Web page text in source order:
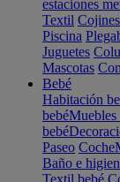
estaciones
Textil
Piscina
Juguetes
Mascotas
Bebé
Habitación
bebéMuebles
bebé
Paseo Coche
Baño e
Textil bebé